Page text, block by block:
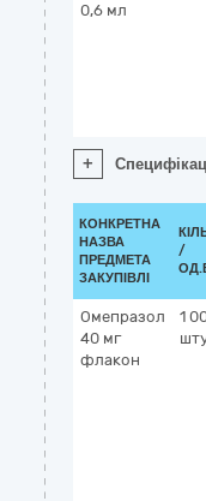
0,6 мл
+
КОНКРЕТНА
НАЗВА
ПРЕДМЕТА
ЗАКУПІВЛІ
/
Омепразол
40 мг
флакон
1